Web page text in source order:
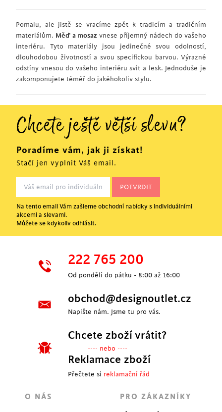
Pomalu, ale jistě se vracíme zpět k tradicím a tradičním
materiálům. Měď a mosaz vnese příjemný nádech do vašeho
interiéru. Tyto materiály jsou jedinečné svou odolností,
dlouhodobou životností a svou specifickou barvou. Výrazné
odstíny vnesou do vašeho interiéru svit a lesk. Jednoduše je
zakomponujete téměř do jakéhokoliv stylu.
Chcete ještě větší slevu?
Poradíme vám, jak ji získat!
Stačí jen vyplnit Váš email.
Na tento email Vám zašleme obchodní nabídky s individuálními
akcemi a slevami.
Můžete se kdykoliv odhlásit.
222 765 200
Od pondělí do pátku - 8:00 až 16:00
obchod@designoutlet.cz
Napište nám. Jsme tu pro vás.
Chcete zboží vrátit?
---- nebo ----
Reklamace zboží
Přečtete si reklamační řád
O NÁS PRO ZÁKAZNÍKY